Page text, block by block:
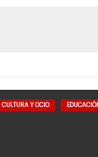
CULTURA Y OCIO